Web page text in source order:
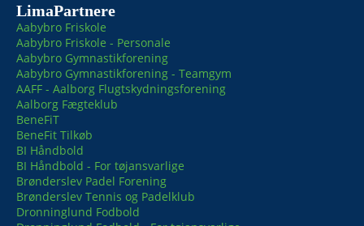
LimaPartnere
Aabybro Friskole
Aabybro Friskole - Personale
Aabybro Gymnastikforening
Aabybro Gymnastikforening - Teamgym
AAFF - Aalborg Flugtskydningsforening
Aalborg Fægteklub
BeneFiT
BeneFit Tilkøb
BI Håndbold
BI Håndbold - For tøjansvarlige
Brønderslev Padel Forening
Brønderslev Tennis og Padelklub
Dronninglund Fodbold